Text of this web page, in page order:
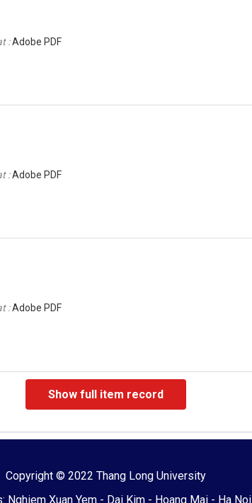
:Adobe PDF
:Adobe PDF
:Adobe PDF
Show full item record
Copyright © 2022 Thang Long University
Nghiem Xuan Yem - Dai Kim - Hoang Mai - Ha Noi